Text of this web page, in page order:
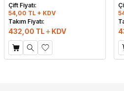
Çift Fiyatı:
54,00 TL + KDV
Takım Fiyatı:
432,00 TL KDV